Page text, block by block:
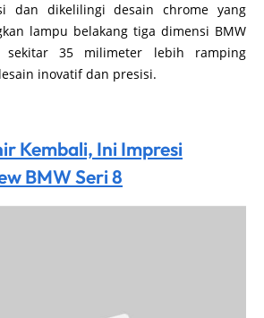
dan dikelilingi desain chrome yang
lampu belakang tiga dimensi BMW
35 milimeter lebih ramping
inovatif dan presisi.
Kembali, Ini Impresi
BMW Seri 8